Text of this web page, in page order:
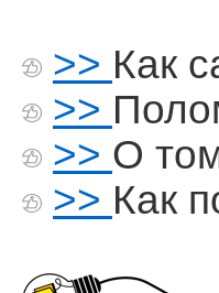
>> Как
>>
>> О
>> Как